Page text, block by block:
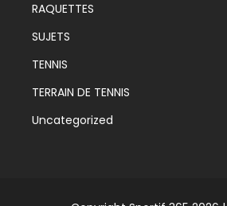
RAQUETTES
SUJETS
TENNIS
TERRAIN DE TENNIS
Uncategorized